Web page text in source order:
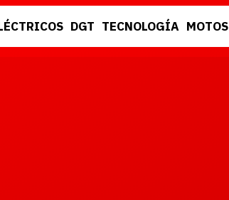
DGT TECNOLOGÍA MOTOS